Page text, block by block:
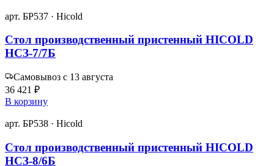
арт. БР537 · Hicold
Стол производственный пристенный HICOLD
НСЗ-7/7Б
Самовывоз с 13 августа
36 421 ₽
В корзину
арт. БР538 · Hicold
Стол производственный пристенный HICOLD
НСЗ-8/6Б